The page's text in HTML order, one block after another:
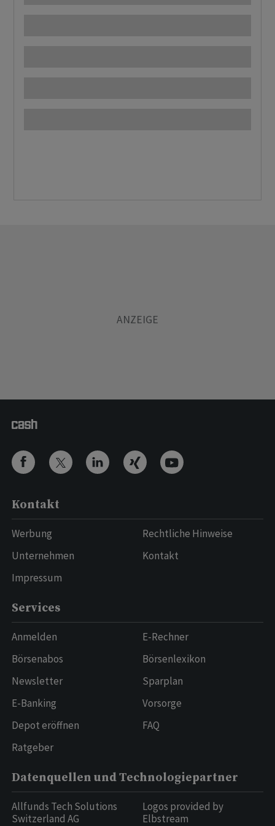
Kontakt
Werbung
Unternehmen
Impressum
Rechtliche Hinweise
Kontakt
Services
Anmelden
Börsenabos
Newsletter
E-Banking
Depot eröffnen
Ratgeber
E-Rechner
Börsenlexikon
Sparplan
Vorsorge
FAQ
Datenquellen und Technologiepartner
Allfunds Tech Solutions
Switzerland AG
Logos provided by
Elbstream